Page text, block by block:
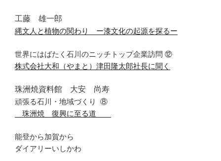
工藤 雄一郎
縄文人と植物の関わり ー漆文化の起源を探るー
世界にはばたく石川のニッチトップ企業訪問 ⑫
株式会社大和（やまと）津田隆太郎社長に聞く
珠洲焼資料館 大安 尚寿
頑張る石川・地域づくり
⑧
珠洲焼 復興に至る道
能登から加賀から
ダイアリーいしかわ